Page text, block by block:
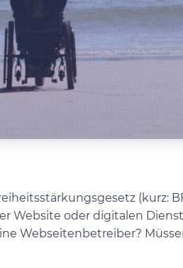
(kurz:
Website oder digitalen
Webseitenbetreiber?